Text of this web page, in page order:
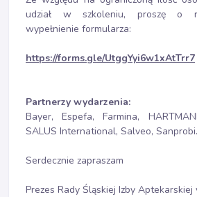
udział w szkoleniu, proszę o
wypełnienie formularza:
https://forms.gle/UtggYyi6w1xAtTrr7
Partnerzy wydarzenia:
Bayer, Espefa, Farmina,
SALUS International, Salveo, Sanprobi.
Serdecznie zapraszam
Prezes Rady Śląskiej Izby